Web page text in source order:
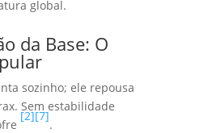
global.
da Base: O
sozinho; ele repousa
Sem estabilidade
[2][7]
.